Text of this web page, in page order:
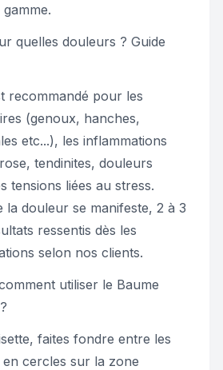
quelles douleurs ? Guide
recommandé pour les
(genoux, hanches,
etc...), les inflammations
tendinites, douleurs
tensions liées au stress.
la douleur se manifeste, 2 à 3
ressentis dès les
selon nos clients.
utiliser le Baume
faites fondre entre les
en cercles sur la zone